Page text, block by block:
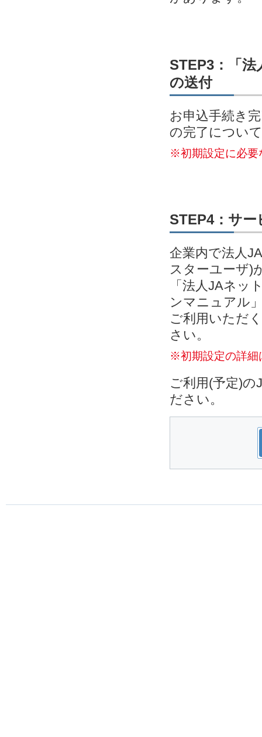
STEP3：「
の送付
お申込手続き
の完了につい
※初期設定に必要
STEP4：サー
企業内で法人
スターユーザ)
「法人JAネッ
ンマニュアル
ご利用いただ
さい。
※初期設定の詳細
ご利用(予定)
ださい。